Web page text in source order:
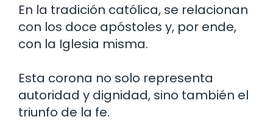
En la tradición católica, se relacionan
con los doce apóstoles y, por ende,
con la Iglesia misma.
Esta corona no solo representa
autoridad y dignidad, sino también el
triunfo de la fe.